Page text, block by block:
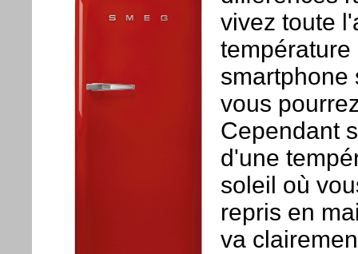
vivez toute
température
smartphone
vous
Cependant
d'une
soleil où
repris en
va